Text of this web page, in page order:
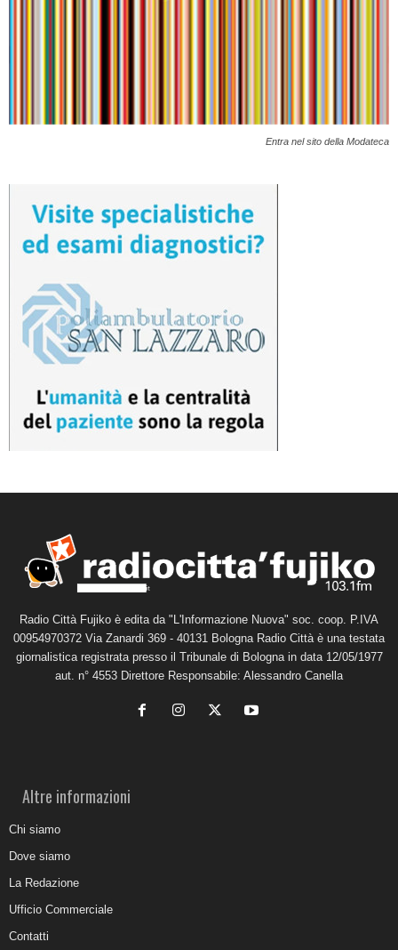
Entra nel sito della Modateca
Radio Città Fujiko è edita da "L'Informazione Nuova" soc. coop. P.IVA
00954970372 Via Zanardi 369 - 40131 Bologna Radio Città è una testata
giornalistica registrata presso il Tribunale di Bologna in data 12/05/1977
aut. n° 4553 Direttore Responsabile: Alessandro Canella
Altre informazioni
Chi siamo
Dove siamo
La Redazione
Ufficio Commerciale
Contatti